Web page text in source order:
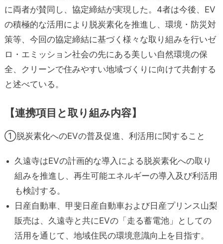
に両者が賛同し、協定締結が実現した。4者は今後、EV
の積極的な活用により脱炭素化を推進し、環境・防災対
策等、今回の協定締結に基づく様々な取り組みを行いゼ
ロ・エミッション社会の先にある美しい自然環境の保
全、クリーンで住みやすい地域づくりに向けて共創する
と述べている。
【連携項目と取り組み内容】
①脱炭素化へのEVの普及促進、利活用に関すること
久遠寺はEVの計画的な導入による脱炭素化への取り
組みを推進し、再生可能エネルギーの導入及び利活用
も検討する。
日産自動車、甲斐日産自動車および日産プリンス山梨
販売は、久遠寺と共にEVの「走る蓄電池」としての
活用を通じて、地域住民の環境意識向上を目指す。